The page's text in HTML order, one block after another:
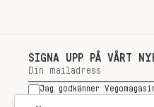
SIGNA UPP PÅ VÅRT
Jag godkänner